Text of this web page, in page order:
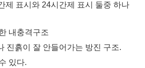
제 표시와 24시간제 표시 둘중 하나
내충격구조
진흙이 잘 안들어가는 방진 구조.
있다.